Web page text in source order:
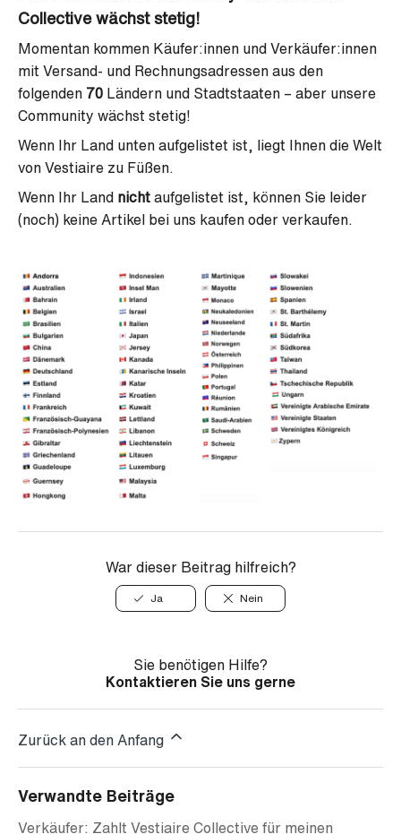
Collective wächst stetig!
Momentan kommen Käufer:innen und Verkäufer:innen
mit Versand- und Rechnungsadressen aus den
folgenden 70 Ländern und Stadtstaaten – aber unsere
Community wächst stetig!
Wenn Ihr Land unten aufgelistet ist, liegt Ihnen die Welt
von Vestiaire zu Füßen.
Wenn Ihr Land nicht aufgelistet ist, können Sie leider
(noch) keine Artikel bei uns kaufen oder verkaufen.
War dieser Beitrag hilfreich?
Ja Nein
Sie benötigen Hilfe?
Kontaktieren Sie uns gerne
Zurück an den Anfang
Verwandte Beiträge
Verkäufer: Zahlt Vestiaire Collective für meinen